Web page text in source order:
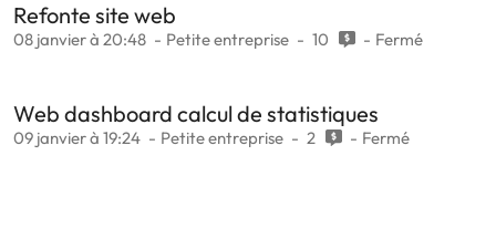
Refonte site web
08 janvier à 20:48 Petite entreprise 10 Fermé
Web dashboard calcul de statistiques
09 janvier à 19:24 Petite entreprise 2 Fermé